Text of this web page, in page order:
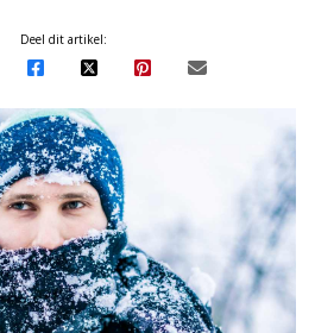
Deel dit artikel: